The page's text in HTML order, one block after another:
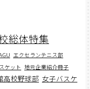
総体特集
エクセランテニス部
ケット 地元企業紹介冊子
高校野球部 女子バスケ